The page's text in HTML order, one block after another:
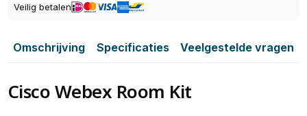
Veilig betalen
Omschrijving Specificaties Veelgestelde vragen
Cisco Webex Room Kit